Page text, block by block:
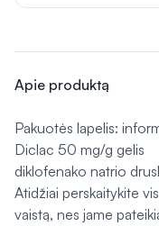
Apie produktą
Pakuotės lapelis:
Diclac 50 mg/g gelis
diklofenako natrio
Atidžiai perskaitykite
vaistą, nes jame